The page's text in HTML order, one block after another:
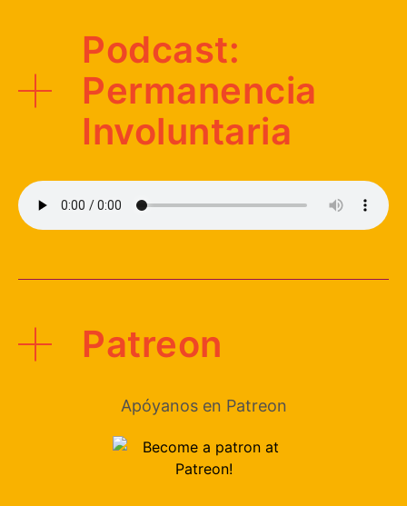
Podcast:
Permanencia
Involuntaria
Patreon
Apóyanos en Patreon